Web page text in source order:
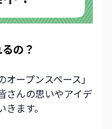
の？
ープンスペース」
さんの思いやアイデ
ます。